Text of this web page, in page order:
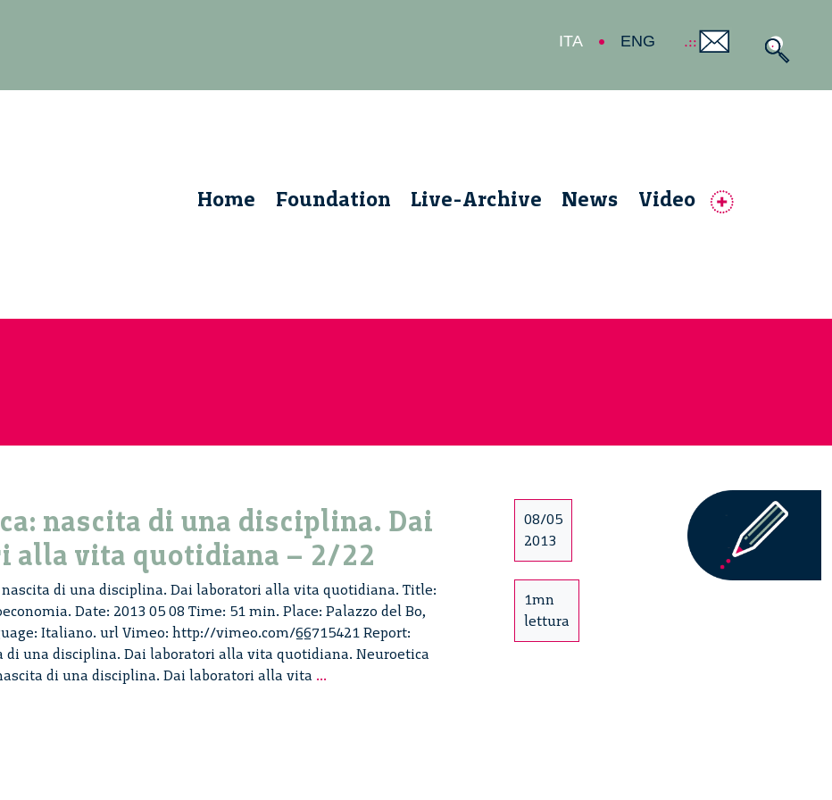
ITA ENG
Home Foundation Live-Archive News Video
nascita di una disciplina. Dai
alla vita quotidiana – 2/22
di una disciplina. Dai laboratori alla vita quotidiana. Title:
Date: 2013 05 08 Time: 51 min. Place: Palazzo del Bo,
Italiano. url Vimeo: http://vimeo.com/66715421 Report:
di una disciplina. Dai laboratori alla vita quotidiana. Neuroetica
di una disciplina. Dai laboratori alla vita ...
08/05
2013
1mn
lettura